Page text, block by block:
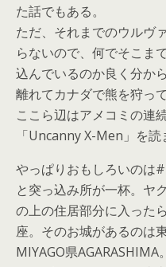
た話でもある。
ただ、それまでのウルヴ
らないので、何でそこま
込んでいるのか良く分か
離れてカナダで熊を狩っ
ここら辺はアメコミの連
「Uncanny X-Men」を読
やっぱりおもしろいのは
と突っ込み所が一杯。ヤ
の上の住居部分に入った
座。そのお城があるのは
MIYAGO県AGARASHIMA。